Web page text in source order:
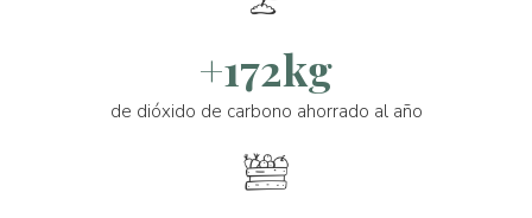
+172kg
de dióxido de carbono ahorrado al año